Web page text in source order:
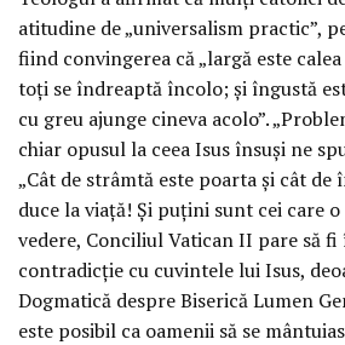
atitudine de „universalism practic”,
fiind convingerea că „largă este
toţi se îndreaptă încolo; şi îngustă
cu greu ajunge cineva acolo”.
chiar opusul la ceea Isus însuşi ne
„Cât de strâmtă este poarta şi cât de
duce la viaţă! Şi puţini sunt cei care o
vedere, Conciliul Vatican II pare să
contradicţie cu cuvintele lui Isus,
Dogmatică despre Biserică Lumen
este posibil ca oamenii să se